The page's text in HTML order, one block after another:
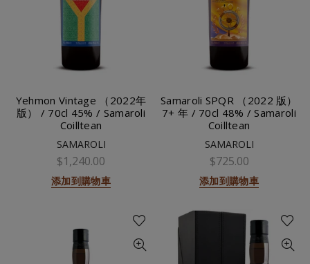
Yehmon Vintage （2022年
版） / 70cl 45% / Samaroli
Coilltean
SAMAROLI
$1,240.00
添加到購物車
Samaroli SPQR （2022 版）
7+ 年 / 70cl 48% / Samaroli
Coilltean
SAMAROLI
$725.00
添加到購物車